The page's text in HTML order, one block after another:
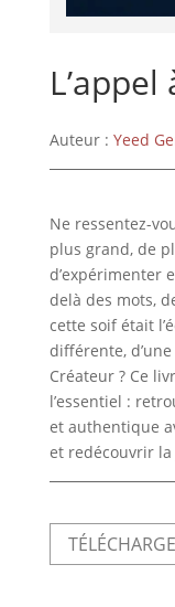
Auteur : Yeed
Ne ressentez-
plus grand, de
d’expérimenter
delà des mots,
cette soif était
différente,
Créateur ? Ce
l’essentiel :
et authentique
et redécouvrir la